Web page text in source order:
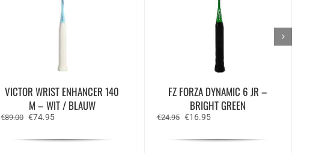
VICTOR WRIST ENHANCER 140
M – WIT / BLAUW
€89.00 Oorspronkelijke
€74.95Huidige
FZ FORZA DYNAMIC 6 JR –
BRIGHT GREEN
€24.95 Oorspronkelijke
€16.95Huidige